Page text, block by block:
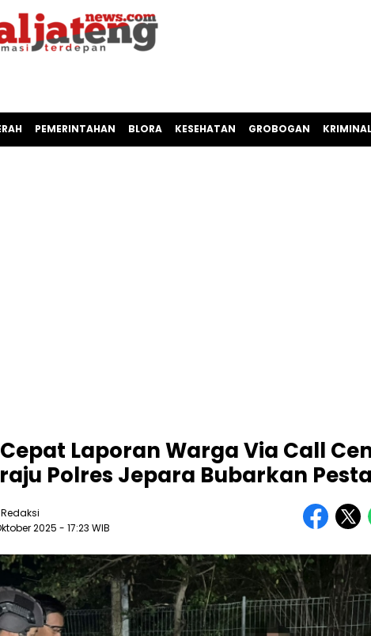
PEMERINTAHAN BLORA KESEHATAN GROBOGAN KRIMINAL
Laporan Warga Via Call
Polres Jepara Bubarkan
2025 - 17:23 WIB